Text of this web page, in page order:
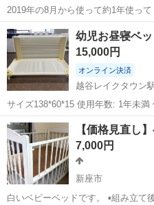
2019年の8月から使って約1年使っ
た。 スレや剥がれがありますが、
でも了承頂ける方でお願いします。
埼玉 さいたま市 ベッド
幼児お昼寝ベ
15,000円
オンライン決済
越谷レイクタウン
サイズ138*60*15 使用年数: 1年未満 個数: 15個 傷な
だ美品です。 ※15個まとめ買いも
応じます。
埼玉 越谷市 越谷レイクタ
【価格見直し
7,000円
新座市
白いベビーベッドです。 ▪️組み立て後の高さ 高さ：95cm 幅：125cm